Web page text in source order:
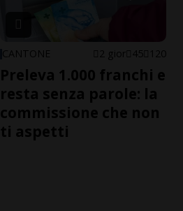
CANTONE 2 gior 45 120
Preleva 1.000 franchi e
resta senza parole: la
commissione che non
ti aspetti